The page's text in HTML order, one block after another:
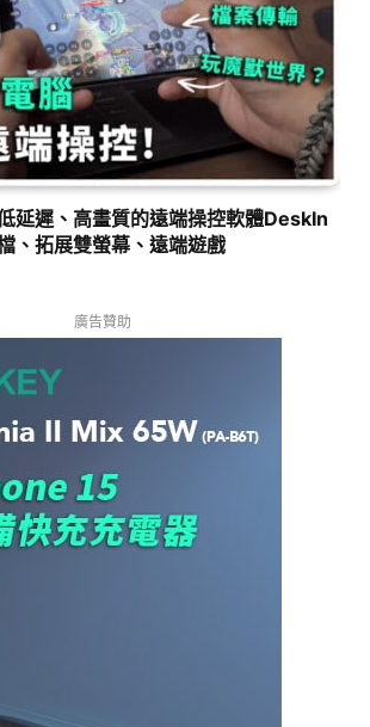
延遲、高畫質的遠端操控軟體DeskIn
、拓展雙螢幕、遠端遊戲
廣告贊助